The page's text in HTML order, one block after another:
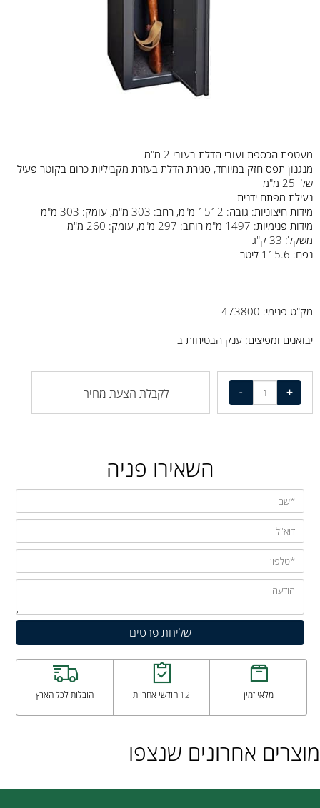
מעטפת הכספת ועובי הדלת בעובי 2 מ"מ
מנגנון תפס חזק במיוחד, סגירת הדלת בעזרת מקביליות כרום בקוטר פעיל
של 25 מ"מ
נעילת מפתח ידנית
מידות חיצוניות: גובה: 1512 מ"מ, רחב: 303 מ"מ, עומק: 303 מ"מ
מידות פנימיות: 1497 מ"מ רוחב: 297 מ"מ, עומק: 260 מ"מ
משקל: 33 ק"ג
נפח: 115.6 ליטר
מק"ט פנימי: 473800
יבואנים ומפיצים: ענק הבטיחות ב
לקבלת הצעת מחיר
השאירו פניה
מלאי זמין 12 חודשי אחריות הובלות לכל הארץ
מוצרים אחרונים שנצפו